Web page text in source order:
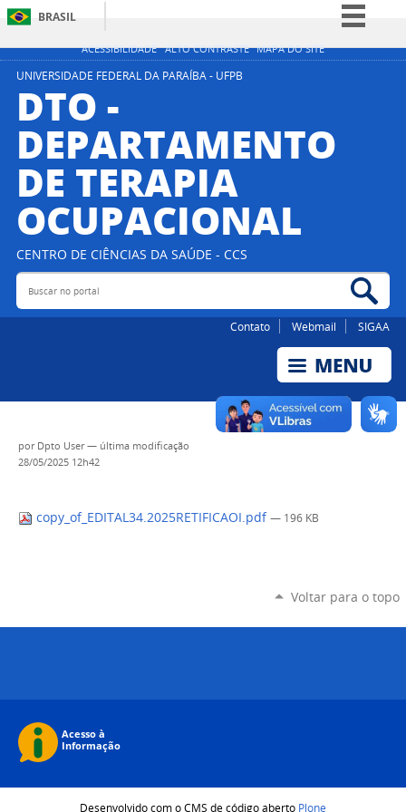
ACESSIBILIDADE ALTO CONTRASTE MAPA DO SITE
BRASIL
Simplifique!
Acesso à informação
Legislação
UNIVERSIDADE FEDERAL DA PARAÍBA - UFPB
DTO -
DEPARTAMENTO
DE TERAPIA
OCUPACIONAL
CENTRO DE CIÊNCIAS DA SAÚDE - CCS
Buscar no portal
Contato Webmail SIGAA
por Dpto User— última modificação
28/05/2025 12h42
copy_of_EDITAL34.2025RETIFICAOI.pdf — 196 KB
Voltar para o topo
Desenvolvido com o CMS de código aberto Plone